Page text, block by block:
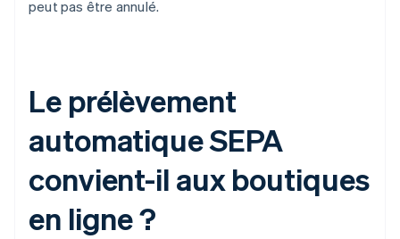
peut pas être annulé.
Le prélèvement
automatique SEPA
convient-il aux boutiques
en ligne ?